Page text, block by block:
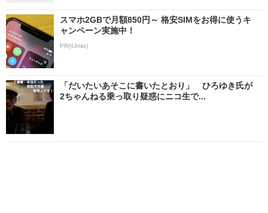
スマホ2GBで月額850円～ 格安SIMをお得に使うキ
ャンペーン実施中！
PR(IIJmio)
「だいたいあそこに書いたとおり」 ひろゆき氏が
2ちゃんねる乗っ取り疑惑にニコ生で...